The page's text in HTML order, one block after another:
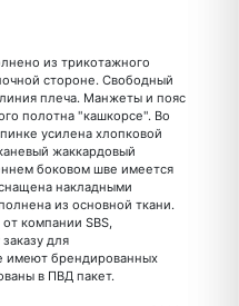
из трикотажного
стороне. Свободный
плеча. Манжеты и пояс
полотна "кашкорсе". Во
усилена хлопковой
жаккардовый
боковом шве имеется
накладными
из основной ткани.
компании SBS,
для
имеют брендированных
в ПВД пакет.